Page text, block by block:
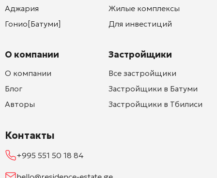
Аджария
Гонио[Батуми]
О компании
О компании
Блог
Авторы
Жилые комплексы
Для инвестиций
Застройщики
Все застройщики
Застройщики в Батуми
Застройщики в Тбилиси
Контакты
+995 551 50 18 84